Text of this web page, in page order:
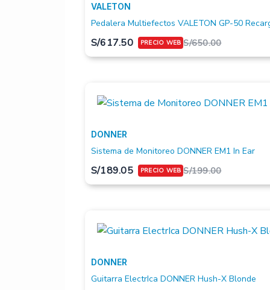
VALETON
Pedalera Multiefectos VALETON GP-50
S/650.00
S/617.50
DONNER
Sistema de Monitoreo DONNER EM1 In Ear
S/199.00
S/189.05
DONNER
Guitarra ElectrIca DONNER Hush-X Blonde